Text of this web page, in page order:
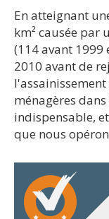
En atteignant
km² causée par
(114 avant 1999
2010 avant de
ménagères
indispensable,
que nous